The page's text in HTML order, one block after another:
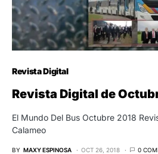
Revista Digital
Revista Digital de
El Mundo Del Bus Octubre 2018
Calameo
BY MAXY ESPINOSA OCT 26, 2018 0